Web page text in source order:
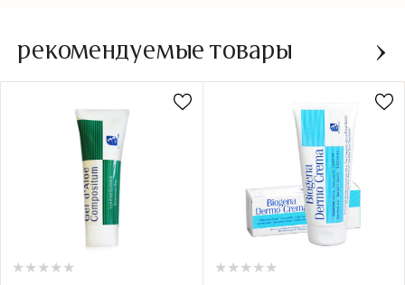
рекомендуемые товары
★
★ ★
★ ★
★ ★
★ ★
★
★
★ ★
★ ★
★ ★
★ ★
★